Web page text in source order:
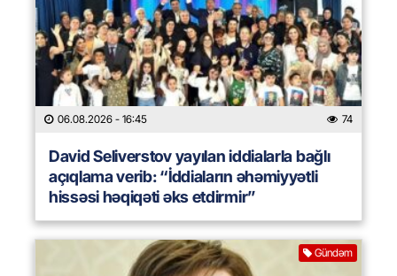
06.08.2026 - 16:45 74
David Seliverstov yayılan iddialarla bağlı
açıqlama verib: “İddiaların əhəmiyyətli
hissəsi həqiqəti əks etdirmir”
Gündəm